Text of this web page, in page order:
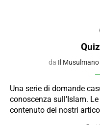
da Il Musulmano
Una serie di domande
conoscenza sull’Islam.
contenuto dei nostri